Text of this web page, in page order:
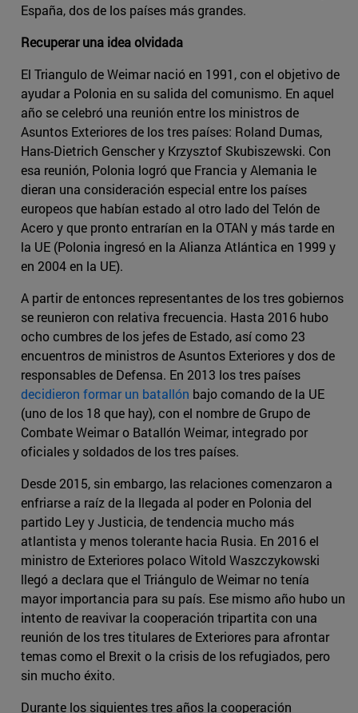
España, dos de los países más grandes.
Recuperar una idea olvidada
El Triangulo de Weimar nació en 1991, con el objetivo de
ayudar a Polonia en su salida del comunismo. En aquel
año se celebró una reunión entre los ministros de
Asuntos Exteriores de los tres países: Roland Dumas,
Hans-Dietrich Genscher y Krzysztof Skubiszewski. Con
esa reunión, Polonia logró que Francia y Alemania le
dieran una consideración especial entre los países
europeos que habían estado al otro lado del Telón de
Acero y que pronto entrarían en la OTAN y más tarde en
la UE (Polonia ingresó en la Alianza Atlántica en 1999 y
en 2004 en la UE).
A partir de entonces representantes de los tres gobiernos
se reunieron con relativa frecuencia. Hasta 2016 hubo
ocho cumbres de los jefes de Estado, así como 23
encuentros de ministros de Asuntos Exteriores y dos de
responsables de Defensa. En 2013 los tres países
decidieron formar un batallón bajo comando de la UE
(uno de los 18 que hay), con el nombre de Grupo de
Combate Weimar o Batallón Weimar, integrado por
oficiales y soldados de los tres países.
Desde 2015, sin embargo, las relaciones comenzaron a
enfriarse a raíz de la llegada al poder en Polonia del
partido Ley y Justicia, de tendencia mucho más
atlantista y menos tolerante hacia Rusia. En 2016 el
ministro de Exteriores polaco Witold Waszczykowski
llegó a declara que el Triángulo de Weimar no tenía
mayor importancia para su país. Ese mismo año hubo un
intento de reavivar la cooperación tripartita con una
reunión de los tres titulares de Exteriores para afrontar
temas como el Brexit o la crisis de los refugiados, pero
sin mucho éxito.
Durante los siguientes tres años la cooperación